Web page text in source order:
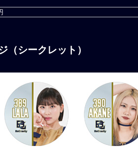
シークレット）